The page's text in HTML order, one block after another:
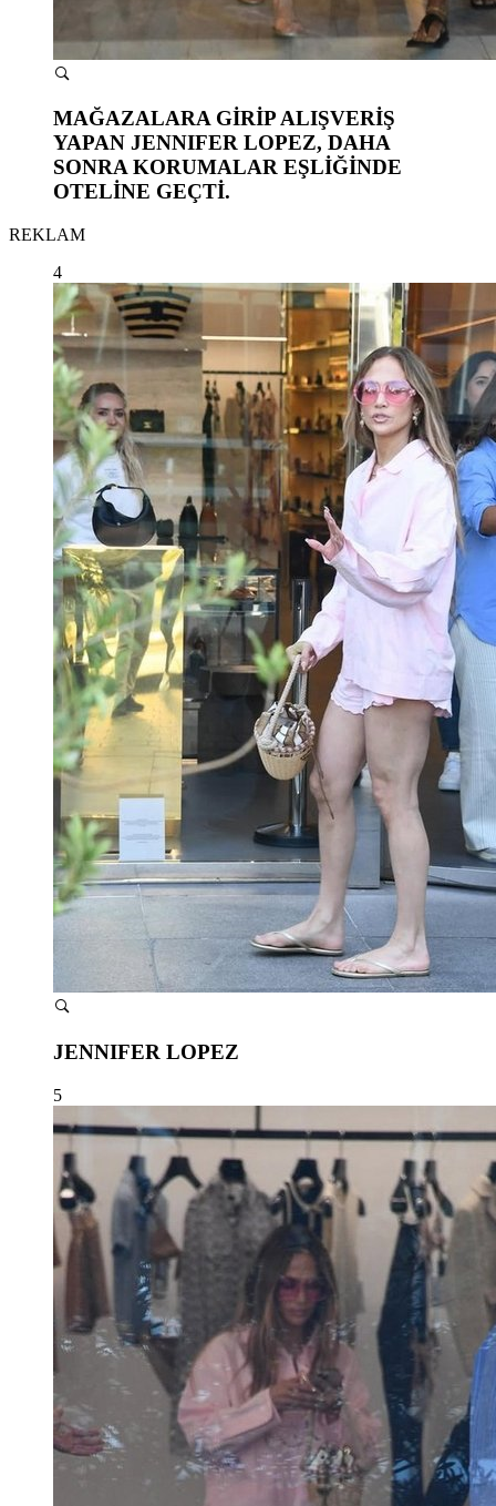
MAĞAZALARA GİRİP ALIŞVERİŞ
YAPAN JENNIFER LOPEZ, DAHA
SONRA KORUMALAR EŞLİĞİNDE
OTELİNE GEÇTİ.
REKLAM
4
JENNIFER LOPEZ
5